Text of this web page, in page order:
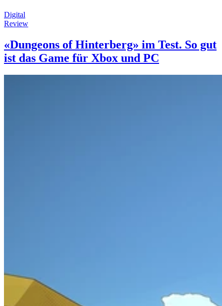
Digital
Review
«Dungeons of Hinterberg» im Test. So gut
ist das Game für Xbox und PC